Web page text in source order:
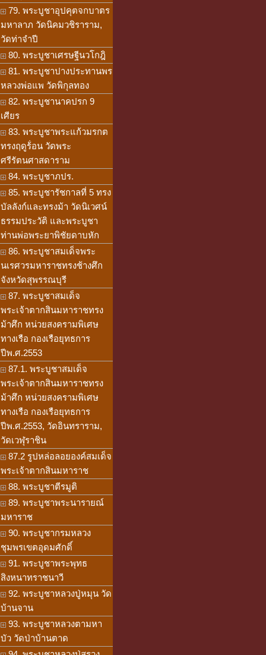
79. พระบูชาอุปคุตจกบาตร
มหาลาภ วัดนิคมวชิราราม,
วัดท่าจำปี
80. พระบูชาเศรษฐีนวโกฎิ
81. พระบูชาปางประทานพร
หลวงพ่อแพ วัดพิกุลทอง
82. พระบูชานาคปรก 9
เศียร
83. พระบูชาพระแก้วมรกต
ทรงฤดูร้่อน วัดพระ
ศรีรัตนศาสดาราม
84. พระบูชาภปร.
85. พระบูชารัชกาลที่ 5 ทรง
บัลลังก์และทรงม้า วัดนิเวศน์
ธรรมประวัติ และพระบูชา
ท่านพ่อพระยาพิชัยดาบหัก
86. พระบูชาสมเด็จพระ
นเรศวรมหาราชทรงช้างศึก
จังหวัดสุพรรณบุรี
87. พระบูชาสมเด็จ
พระเจ้าตากสินมหาราชทรง
ม้าศึก หน่วยสงครามพิเศษ
ทางเรือ กองเรือยุทธการ
ปีพ.ศ.2553
87.1. พระบูชาสมเด็จ
พระเจ้าตากสินมหาราชทรง
ม้าศึก หน่วยสงครามพิเศษ
ทางเรือ กองเรือยุทธการ
ปีพ.ศ.2553, วัดอินทราราม,
วัดเวฬุราชิน
87.2 รูปหล่อลอยองค์สมเด็จ
พระเจ้าตากสินมหาราช
88. พระบูชาตีรมูติ
89. พระบูชาพระนารายณ์
มหาราช
90. พระบูชากรมหลวง
ชุมพรเขตอุดมศักดิ์
91. พระบูชาพระพุทธ
สิงหนาทราชนาวี
92. พระบูชาหลวงปู่หมุน วัด
บ้านจาน
93. พระบูชาหลวงตามหา
บัว วัดป่าบ้านตาด